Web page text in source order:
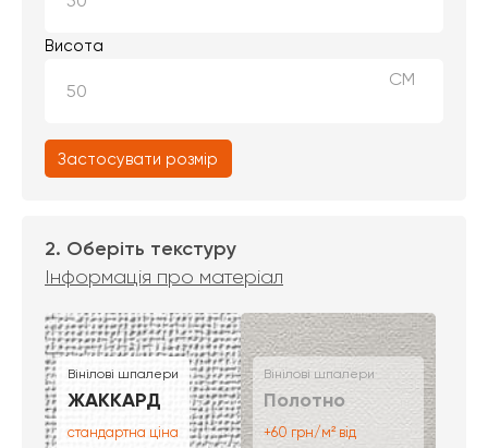
Висота
СМ
Застосувати розмір
2. Оберіть текстуру
Інформація про матеріал
Вінілові шпалери
ЖАККАРД
стандартна ціна
Вінілові шпалери
Полотно
+60 грн/м² від